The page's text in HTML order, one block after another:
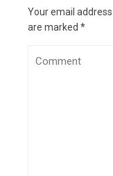
Your email
are marked *